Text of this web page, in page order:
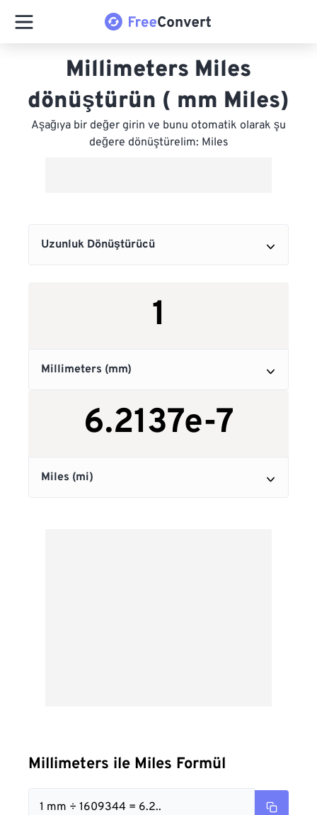
Millimeters Miles
dönüştürün ( mm Miles)
Aşağıya bir değer girin ve bunu otomatik olarak şu
değere dönüştürelim: Miles
Millimeters ile Miles Formül
1 mm ÷ 1609344 = 6.2..